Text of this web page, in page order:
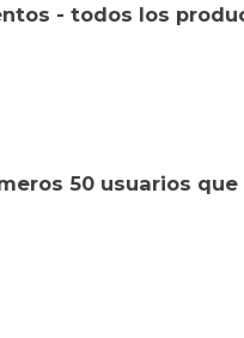
- todos los
50 usuarios